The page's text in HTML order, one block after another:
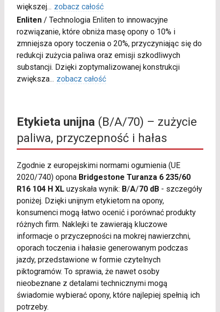
większej... zobacz całość
Enliten/ Technologia Enliten to innowacyjne
rozwiązanie, które obniża masę opony o 10% i
zmniejsza opory toczenia o 20%, przyczyniając się do
redukcji zużycia paliwa oraz emisji szkodliwych
substancji. Dzięki zoptymalizowanej konstrukcji
zwiększa... zobacz całość
Etykieta unijna(B/A/70) – zużycie
paliwa, przyczepność i hałas
Zgodnie z europejskimi normami ogumienia (UE
2020/740) opona Bridgestone Turanza 6 235/60
R16 104 H XLuzyskała wynik: B/A/70 dB- szczegóły
poniżej. Dzięki unijnym etykietom na opony,
konsumenci mogą łatwo ocenić i porównać produkty
różnych firm. Naklejki te zawierają kluczowe
informacje o przyczepności na mokrej nawierzchni,
oporach toczenia i hałasie generowanym podczas
jazdy, przedstawione w formie czytelnych
piktogramów. To sprawia, że nawet osoby
nieobeznane z detalami technicznymi mogą
świadomie wybierać opony, które najlepiej spełnią ich
potrzeby.